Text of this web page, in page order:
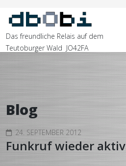
Das freundliche Relais auf dem
Teutoburger Wald JO42FA
Blog
24. SEPTEMBER 2012
Funkruf wieder aktiv